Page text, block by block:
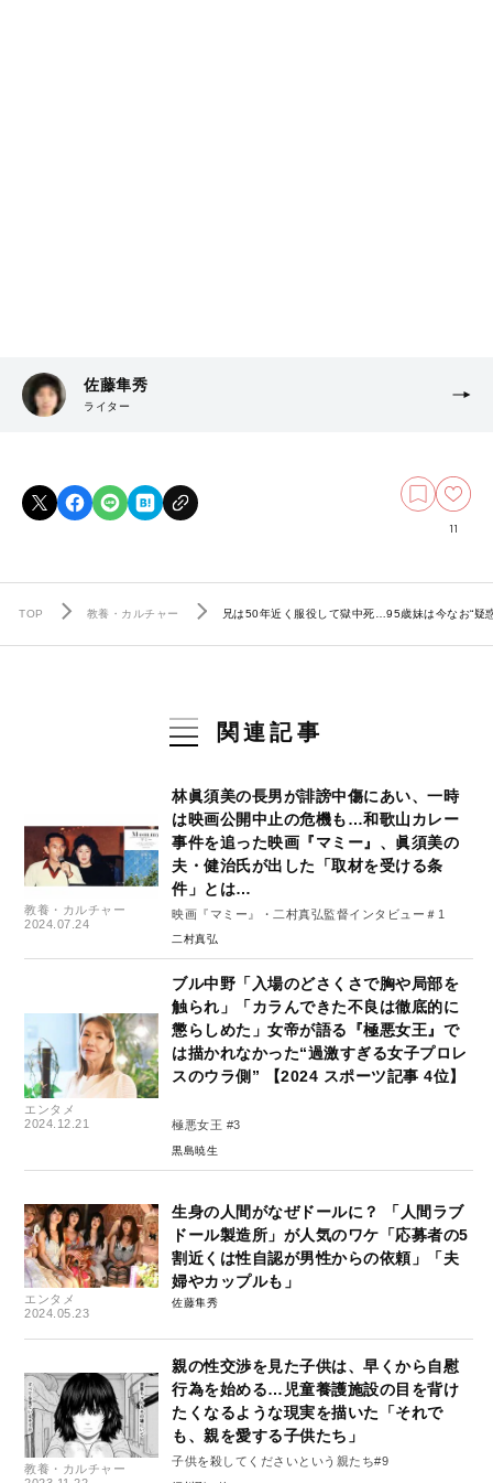
佐藤隼秀
ライター
11
TOP 教養・カルチャー 兄は50年近く服役して獄中死…95歳妹は今なお“疑
関連記事
教養・カルチャー
2024.07.24
林眞須美の長男が誹謗中傷にあい、一時
は映画公開中止の危機も…和歌山カレー
事件を追った映画『マミー』、眞須美の
夫・健治氏が出した「取材を受ける条
件」とは…
映画『マミー』・二村真弘監督インタビュー＃1
二村真弘
エンタメ
2024.12.21
ブル中野「入場のどさくさで胸や局部を
触られ」「カラんできた不良は徹底的に
懲らしめた」女帝が語る『極悪女王』で
は描かれなかった“過激すぎる女子プロレ
スのウラ側” 【2024 スポーツ記事 4位】
極悪女王 #3
黒島暁生
エンタメ
2024.05.23
生身の人間がなぜドールに？ 「人間ラブ
ドール製造所」が人気のワケ「応募者の5
割近くは性自認が男性からの依頼」「夫
婦やカップルも」
佐藤隼秀
教養・カルチャー
親の性交渉を見た子供は、早くから自慰
行為を始める…児童養護施設の目を背け
たくなるような現実を描いた「それで
も、親を愛する子供たち」
子供を殺してくださいという親たち#9